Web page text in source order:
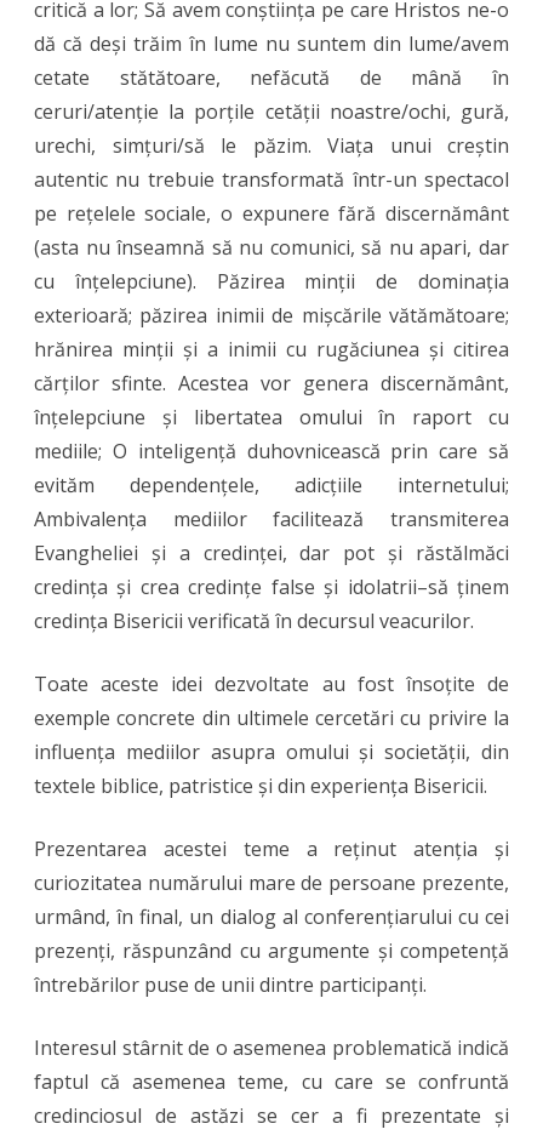
critică a lor; Să avem conștiința pe care Hristos ne-o
dă că deși trăim în lume nu suntem din lume/avem
cetate stătătoare, nefăcută de mână în
ceruri/atenție la porțile cetății noastre/ochi, gură,
urechi, simțuri/să le păzim. Viața unui creștin
autentic nu trebuie transformată într-un spectacol
pe rețelele sociale, o expunere fără discernământ
(asta nu înseamnă să nu comunici, să nu apari, dar
cu înțelepciune). Păzirea minții de dominația
exterioară; păzirea inimii de mișcările vătămătoare;
hrănirea minții și a inimii cu rugăciunea și citirea
cărților sfinte. Acestea vor genera discernământ,
înțelepciune și libertatea omului în raport cu
mediile; O inteligență duhovnicească prin care să
evităm dependențele, adicțiile internetului;
Ambivalența mediilor facilitează transmiterea
Evangheliei și a credinței, dar pot și răstălmăci
credința și crea credințe false și idolatrii–să ținem
credința Bisericii verificată în decursul veacurilor.
Toate aceste idei dezvoltate au fost însoțite de
exemple concrete din ultimele cercetări cu privire la
influența mediilor asupra omului și societății, din
textele biblice, patristice și din experiența Bisericii.
Prezentarea acestei teme a reținut atenția și
curiozitatea numărului mare de persoane prezente,
urmând, în final, un dialog al conferențiarului cu cei
prezenți, răspunzând cu argumente și competență
întrebărilor puse de unii dintre participanți.
Interesul stârnit de o asemenea problematică indică
faptul că asemenea teme, cu care se confruntă
credinciosul de astăzi se cer a fi prezentate și